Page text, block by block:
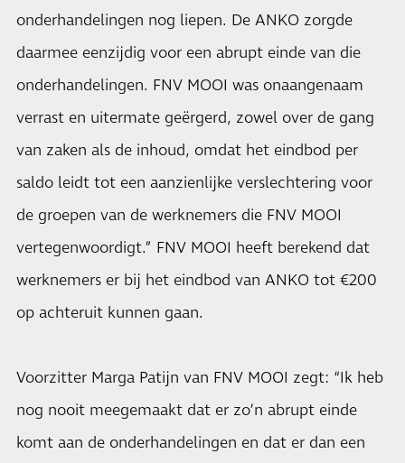
onderhandelingen nog liepen. De ANKO zorgde
daarmee eenzijdig voor een abrupt einde van die
onderhandelingen. FNV MOOI was onaangenaam
verrast en uitermate geërgerd, zowel over de gang
van zaken als de inhoud, omdat het eindbod per
saldo leidt tot een aanzienlijke verslechtering voor
de groepen van de werknemers die FNV MOOI
vertegenwoordigt.” FNV MOOI heeft berekend dat
werknemers er bij het eindbod van ANKO tot €200
op achteruit kunnen gaan.
Voorzitter Marga Patijn van FNV MOOI zegt: “Ik heb
nog nooit meegemaakt dat er zo’n abrupt einde
komt aan de onderhandelingen en dat er dan een